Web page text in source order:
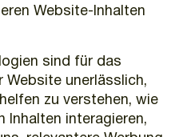
Website-Inhalten
sind für das
Website unerlässlich,
zu verstehen, wie
Inhalten interagieren,